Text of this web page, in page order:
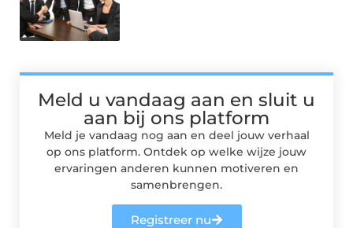
Meld u vandaag aan en sluit u
aan bij ons platform
Meld je vandaag nog aan en deel jouw verhaal
op ons platform. Ontdek op welke wijze jouw
ervaringen anderen kunnen motiveren en
samenbrengen.
Registreer nu